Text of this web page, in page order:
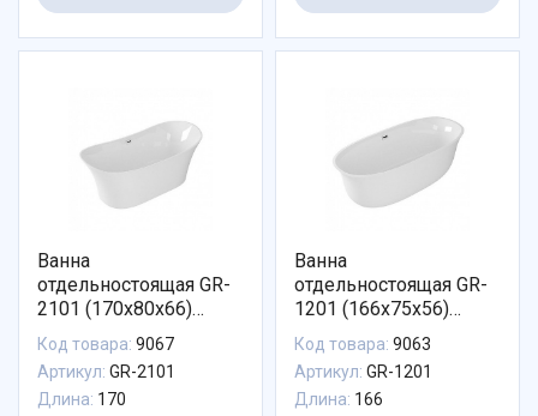
Ванна
отдельностоящая GR-
2101 (170x80x66)
GROSSMAN
Код товара: 9067
Артикул: GR-2101
Длина: 170
Ванна
отдельностоящая GR-
1201 (166x75x56)
GROSSMAN
Код товара: 9063
Артикул: GR-1201
Длина: 166